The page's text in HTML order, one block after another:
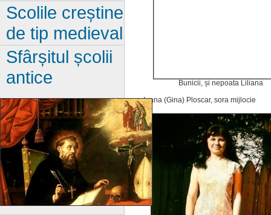
Bunicii, și nepoata Liliana
Ioana (Gina) Ploscar, sora mijlocie
Scolile creștine
de tip medieval
Sfârșitul școlii
antice